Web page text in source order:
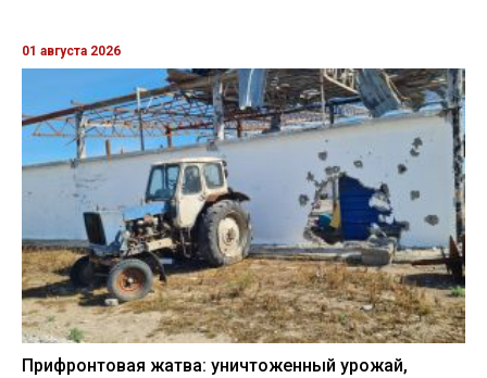
01 августа 2026
Прифронтовая жатва: уничтоженный урожай,